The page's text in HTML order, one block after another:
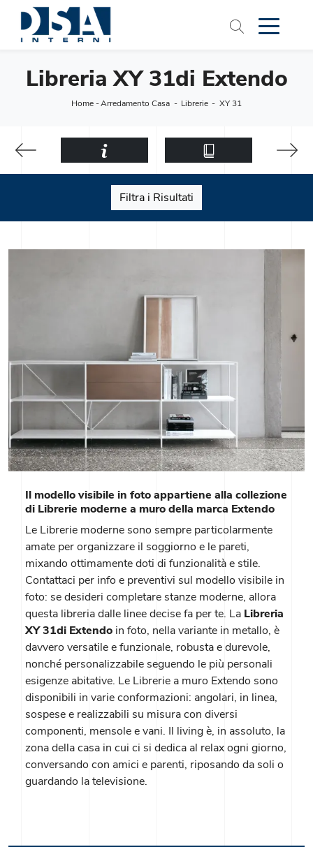
Libreria XY 31di Extendo
Home-Arredamento Casa - Librerie - XY 31
Filtra i Risultati
Il modello visibile in foto appartiene alla collezione
di Librerie moderne a muro della marca Extendo
Le Librerie moderne sono sempre particolarmente
amate per organizzare il soggiorno e le pareti,
mixando ottimamente doti di funzionalità e stile.
Contattaci per info e preventivi sul modello visibile in
foto: se desideri completare stanze moderne, allora
questa libreria dalle linee decise fa per te. La Libreria
XY 31di Extendo in foto, nella variante in metallo, è
davvero versatile e funzionale, robusta e durevole,
nonché personalizzabile seguendo le più personali
esigenze abitative. Le Librerie a muro Extendo sono
disponibili in varie conformazioni: angolari, in linea,
sospese e realizzabili su misura con diversi
componenti, mensole e vani. Il living è, in assoluto, la
zona della casa in cui ci si dedica al relax ogni giorno,
conversando con amici e parenti, riposando da soli o
guardando la televisione.